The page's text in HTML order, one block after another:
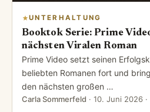
UNTERHALTUNG
Booktok Serie: Prime
nächsten Viralen Roman
Prime Video setzt seinen
beliebten Romanen fort und
den nächsten großen …
Carla Sommerfeld · 10. Juni 2026